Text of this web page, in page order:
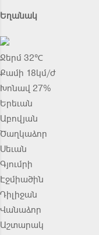
Եղանակ
Ջերմ 32℃
Քամի 18կմ/ժ
Խոնավ 27%
Երեւան
Աբովյան
Ծաղկաձոր
Սեւան
Գյումրի
Էջմիածին
Դիլիջան
Վանաձոր
Աշտարակ